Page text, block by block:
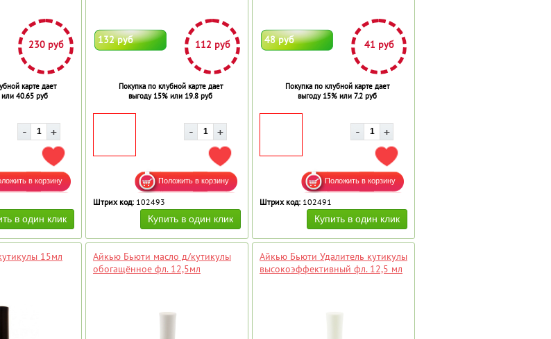
230 руб
карте дает
40.65 руб
ДОБАВИТЬ В ИЗБРАННОЕ
132 руб 112 руб
Покупка по клубной карте дает
выгоду 15% или 19.8 руб
ДОБАВИТЬ В ИЗБРАННОЕ
Штрих код: 102493
48 руб 41 руб
Покупка по клубной карте дает
выгоду 15% или 7.2 руб
ДОБАВИТЬ В ИЗБРАННОЕ
Штрих код: 102491
15мл
Айкью Бьюти масло д/кутикулы
обогащённое фл. 12,5мл
Айкью Бьюти Удалитель кутикулы
высокоэффективный фл. 12,5 мл